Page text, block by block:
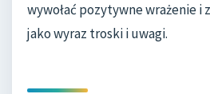
wywołać pozytywne wrażenie i
jako wyraz troski i uwagi.